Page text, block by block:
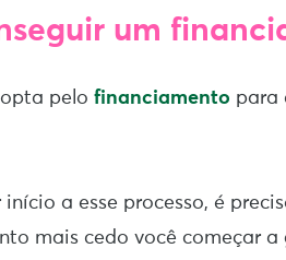
um
pelo financiamento para
a esse processo, é
mais cedo você começar